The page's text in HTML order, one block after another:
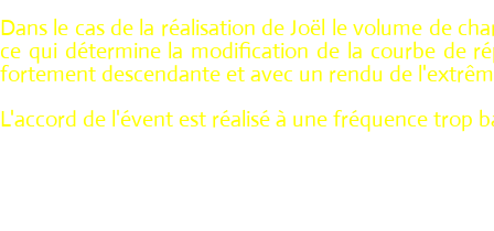
Dans le cas de la réalisation de Joël le volume de
ce qui détermine la modification de la courbe de
fortement descendante et avec un rendu de
L'accord de l'évent est réalisé à une fréquence trop